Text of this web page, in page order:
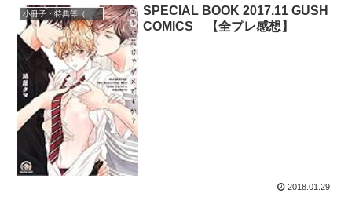
SPECIAL BOOK 2017.11 GUSH
COMICS 【全プレ感想】
2018.01.29